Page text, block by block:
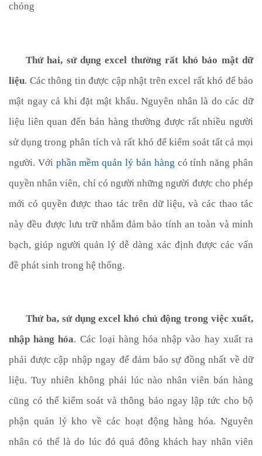
chóng
Thứ hai, sử dụng excel thường rất khó bảo mật dữ
liệu. Các thông tin được cập nhật trên excel rất khó để bảo
mật ngay cả khi đặt mật khẩu. Nguyên nhân là do các dữ
liệu liên quan đến bán hàng thường được rất nhiều người
sử dụng trong phân tích và rất khó để kiểm soát tất cả mọi
người. Với phần mềm quản lý bán hàng có tính năng phân
quyền nhân viên, chỉ có người những người được cho phép
mới có quyền được thao tác trên dữ liệu, và các thao tác
này đều được lưu trữ nhằm đảm bảo tính an toàn và minh
bạch, giúp người quản lý dễ dàng xác định được các vấn
đề phát sinh trong hệ thống.
Thứ ba, sử dụng excel khó chủ động trong việc xuất,
nhập hàng hóa. Các loại hàng hóa nhập vào hay xuất ra
phải được cập nhập ngay để đảm bảo sự đồng nhất về dữ
liệu. Tuy nhiên không phải lúc nào nhân viên bán hàng
cũng có thể kiểm soát và thông báo ngay lập tức cho bộ
phận quản lý kho về các hoạt động hàng hóa. Nguyên
nhân có thể là do lúc đó quá đông khách hay nhân viên